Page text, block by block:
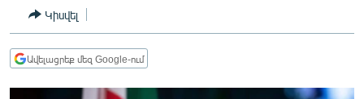
ՀԱՍԱՐԱԿՈՒԹՅՈՒՆ
ՏՆՏԵՍՈՒԹՅՈՒՆ
Կիսվել
Ավելացրեք մեզ Google-ում